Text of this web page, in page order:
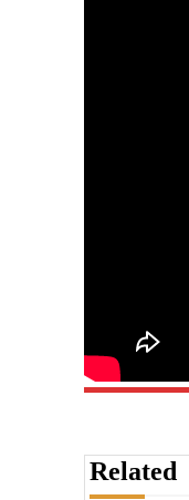
Related